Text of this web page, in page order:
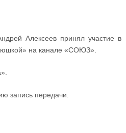
Алексеев принял участие в
на канале «СОЮЗ».
запись передачи.